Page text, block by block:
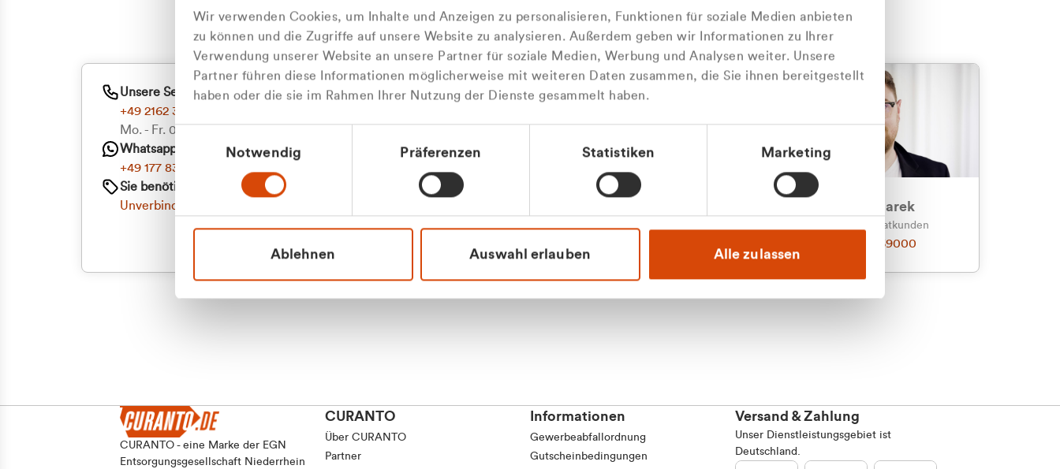
Wir verwenden Cookies, um Inhalte und Anzeigen zu personalisieren, Funktionen für soziale Medien anbieten
zu können und die Zugriffe auf unsere Website zu analysieren. Außerdem geben wir Informationen zu Ihrer
Verwendung unserer Website an unsere Partner für soziale Medien, Werbung und Analysen weiter. Unsere
Partner führen diese Informationen möglicherweise mit weiteren Daten zusammen, die Sie ihnen bereitgestellt
haben oder die sie im Rahmen Ihrer Nutzung der Dienste gesammelt haben.
Einwilligungsauswahl
Notwendig Präferenzen Statistiken Marketing
Ablehnen Auswahl erlauben Alle zulassen
Kundengruppe
gehören Sie?
Privatkunde (inkl. MwSt.)
Geschäftskunde (exkl. MwSt.)
Oder kontaktieren Sie uns persönlich
Wir sind gerne für Sie da
Unsere Service-Hotline
+49 2162 3769000
Mo. - Fr. 08.00 - 16:30 Uhr
Whatsapp
+49 177 8376058
Sie benötigen ein individuelles Angebot?
Unverbindliche Anfrage stellen
Julian Marek
Vertrieb - Privatkunden
0216 237 69000
CURANTO - eine Marke der EGN
Entsorgungsgesellschaft Niederrhein
CURANTO
Über CURANTO
Partner
Informationen
Gewerbeabfallordnung
Gutscheinbedingungen
Versand & Zahlung
Unser Dienstleistungsgebiet ist
Deutschland.